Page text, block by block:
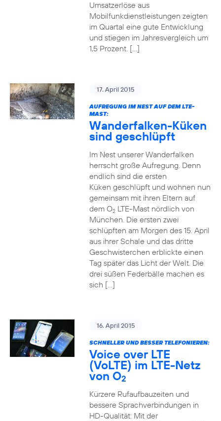
Umsatzerlöse aus
Mobilfunkdienstleistungen zeigten
im Quartal eine gute Entwicklung
und stiegen im Jahresvergleich um
1,5 Prozent. […]
17. April 2015
AUFREGUNG IM NEST AUF DEM LTE-
MAST:
Wanderfalken-Küken
sind geschlüpft
Im Nest unserer Wanderfalken
herrscht große Aufregung. Denn
endlich sind die ersten
Küken geschlüpft und wohnen nun
gemeinsam mit ihren Eltern auf
dem O2LTE-Mast nördlich von
München. Die ersten zwei
schlüpften am Morgen des 15. April
aus ihrer Schale und das dritte
Geschwisterchen erblickte einen
Tag später das Licht der Welt. Die
drei süßen Federbälle machen es
sich […]
16. April 2015
SCHNELLER UND BESSER TELEFONIEREN:
Voice over LTE
(VoLTE) im LTE-Netz
von O2
Kürzere Rufaufbauzeiten und
bessere Sprachverbindungen in
HD-Qualität: Mit der